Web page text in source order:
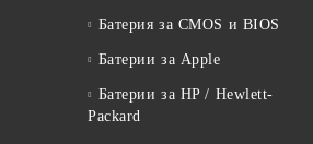
Батерия за CMOS и BIOS
Батерии за Apple
Батерии за HP / Hewlett-
Packard